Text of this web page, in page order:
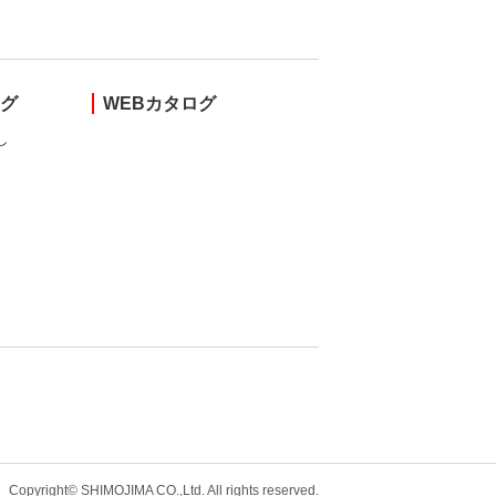
WEBカタログ
Copyright© SHIMOJIMA CO.,Ltd. All rights reserved.